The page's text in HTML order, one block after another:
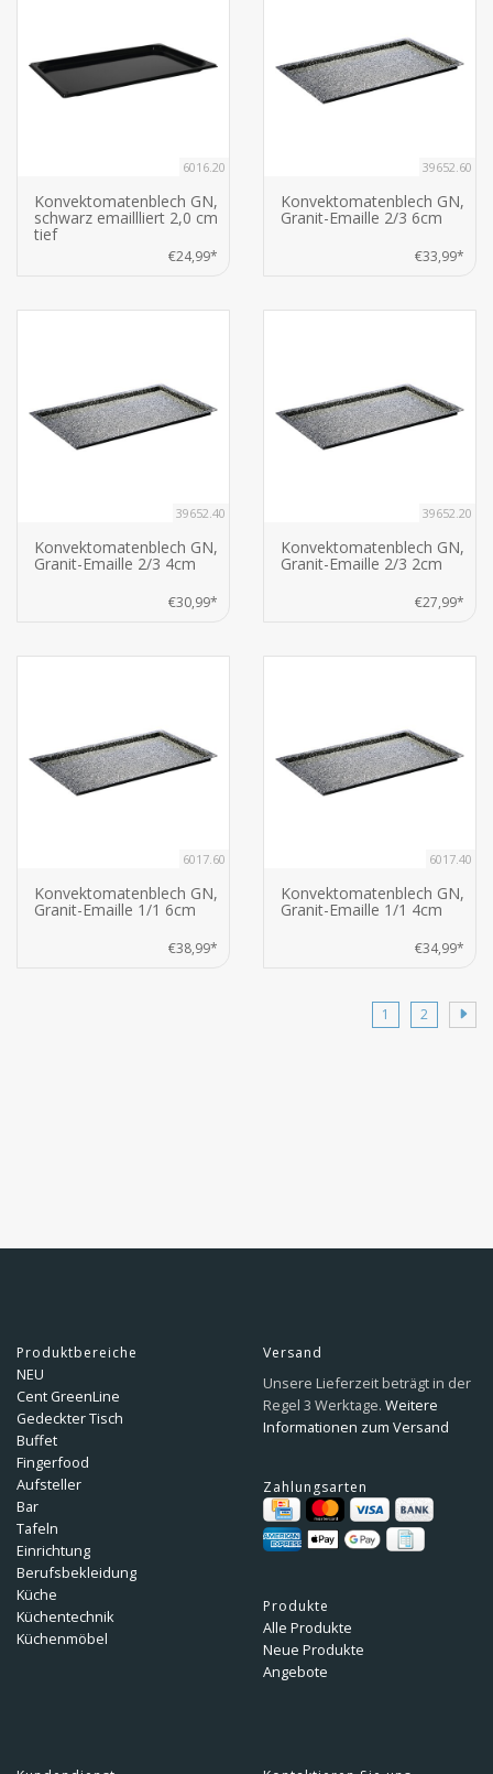
6016.20
Konvektomatenblech GN,
schwarz emaillliert 2,0 cm
tief
€24,99*
39652.60
Konvektomatenblech GN,
Granit-Emaille 2/3 6cm
€33,99*
39652.40
Konvektomatenblech GN,
Granit-Emaille 2/3 4cm
€30,99*
39652.20
Konvektomatenblech GN,
Granit-Emaille 2/3 2cm
€27,99*
6017.60
Konvektomatenblech GN,
Granit-Emaille 1/1 6cm
€38,99*
6017.40
Konvektomatenblech GN,
Granit-Emaille 1/1 4cm
€34,99*
1 2
Produktbereiche
NEU
Cent GreenLine
Gedeckter Tisch
Buffet
Fingerfood
Aufsteller
Bar
Tafeln
Einrichtung
Berufsbekleidung
Küche
Küchentechnik
Küchenmöbel
Versand
Unsere Lieferzeit beträgt in der
Regel 3 Werktage. Weitere
Informationen zum Versand
Zahlungsarten
Produkte
Alle Produkte
Neue Produkte
Angebote